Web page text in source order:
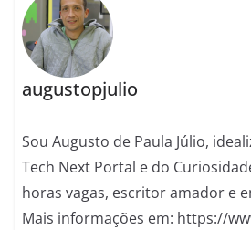
augustopjulio
Sou Augusto de Paula Júlio,
Tech Next Portal e do
horas vagas, escritor amador e
Mais informações em: https://